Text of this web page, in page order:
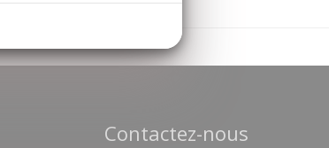
Contactez-nous